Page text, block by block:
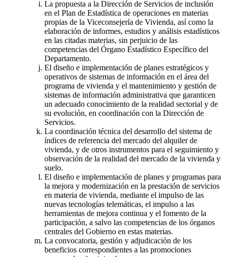
La propuesta a la Dirección de Servicios de inclusión
en el Plan de Estadística de operaciones en materias
propias de la Viceconsejería de Vivienda, así como la
elaboración de informes, estudios y análisis estadísticos
en las citadas materias, sin perjuicio de las
competencias del Órgano Estadístico Específico del
Departamento.
El diseño e implementación de planes estratégicos y
operativos de sistemas de información en el área del
programa de vivienda y el mantenimiento y gestión de
sistemas de información administrativa que garanticen
un adecuado conocimiento de la realidad sectorial y de
su evolución, en coordinación con la Dirección de
Servicios.
La coordinación técnica del desarrollo del sistema de
índices de referencia del mercado del alquiler de
vivienda, y de otros instrumentos para el seguimiento y
observación de la realidad del mercado de la vivienda y
suelo.
El diseño e implementación de planes y programas para
la mejora y modernización en la prestación de servicios
en materia de vivienda, mediante el impulso de las
nuevas tecnologías telemáticas, el impulso a las
herramientas de mejora continua y el fomento de la
participación, a salvo las competencias de los órganos
centrales del Gobierno en estas materias.
La convocatoria, gestión y adjudicación de los
beneficios correspondientes a las promociones